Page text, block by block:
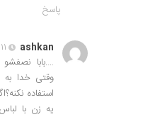
پاسخ
ashkan
۱۱ آذر, ۱۴۰۰ در ۹:۰۶ ب٫ظ
….بابا
وقتی خدا به
استفاده
یه زن با